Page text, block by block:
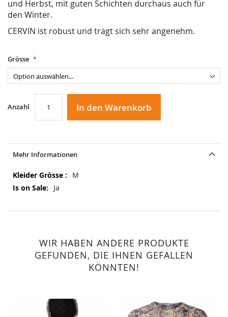
und Herbst, mit guten Schichten durchaus auch für
den Winter.
CERVIN ist robust und trägt sich sehr angenehm.
Grösse
Anzahl In den Warenkorb
Mehr Informationen
Mehr
Informationen
M
Ja
WIR HABEN ANDERE PRODUKTE
GEFUNDEN, DIE IHNEN GEFALLEN
KÖNNTEN!